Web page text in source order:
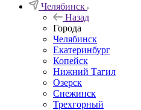
Челябинск
Назад
Города
Челябинск
Екатеринбург
Копейск
Нижний Тагил
Озерск
Снежинск
Трехгорный